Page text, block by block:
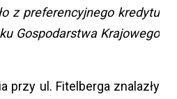
z preferencyjnego kredytu
Gospodarstwa Krajowego
przy ul. Fitelberga znalazły